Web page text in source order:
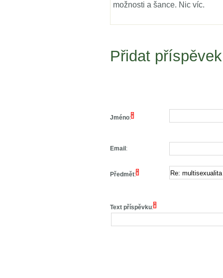
možnosti a šance. Nic víc.
Přidat
Jméno:*
Email :
Předmět:*
Text příspěvku:*